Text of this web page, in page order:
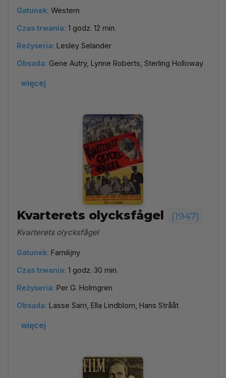
Gatunek: Western
Czas trwania: 1 godz. 12 min.
Reżyseria: Lesley Selander
Obsada: Gene Autry, Lynne Roberts, Sterling Holloway
więcej
Kvarterets olycksfågel (1947)
Kvarterets olycksfågel
Gatunek: Familijny
Czas trwania: 1 godz. 30 min.
Reżyseria: Per G. Holmgren
Obsada: Lasse Sarri, Ella Lindblom, Hans Strååt
więcej